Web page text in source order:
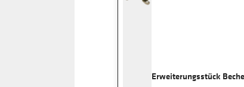
Erweiterungsstück